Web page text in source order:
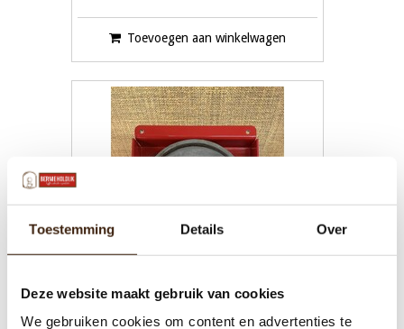
Toestemming Details Over
Deze website maakt gebruik van cookies
We gebruiken cookies om content en advertenties te
Toevoegen aan winkelwagen